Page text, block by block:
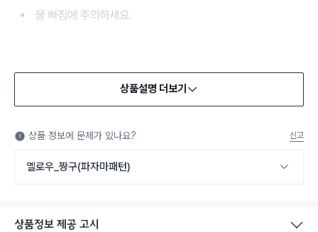
상품설명 더보기
상품 정보에 문제가 있나요? 신고
옐로우_짱구(파자마패턴)
상품정보 제공 고시